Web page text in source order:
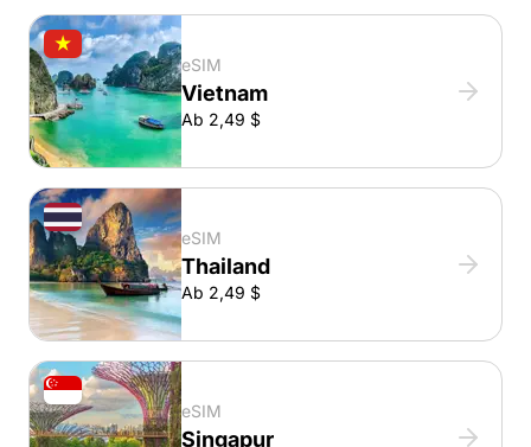
eSIM
Vietnam
Ab 2,49 $
eSIM
Thailand
Ab 2,49 $
eSIM
Singapur